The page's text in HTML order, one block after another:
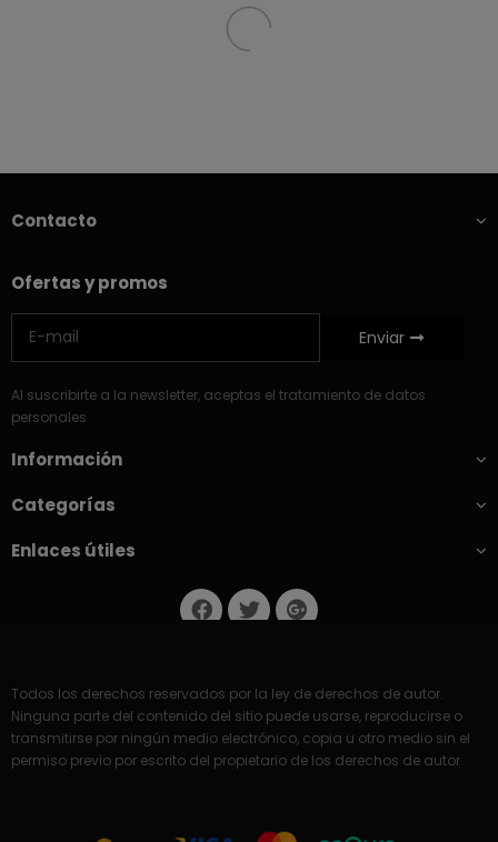
Contacto
Ofertas y promos
Enviar
Al suscribirte a la newsletter, aceptas el tratamiento de datos
personales
Información
Categorías
Enlaces útiles
Todos los derechos reservados por la ley de derechos de autor.
Ninguna parte del contenido del sitio puede usarse, reproducirse o
transmitirse por ningún medio electrónico, copia u otro medio sin el
permiso previo por escrito del propietario de los derechos de autor.